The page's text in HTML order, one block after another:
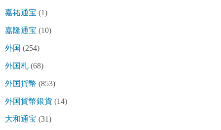
嘉祐通宝 (1)
嘉隆通宝 (10)
外国 (254)
外国札 (68)
外国貨幣 (853)
外国貨幣銀貨 (14)
大和通宝 (31)